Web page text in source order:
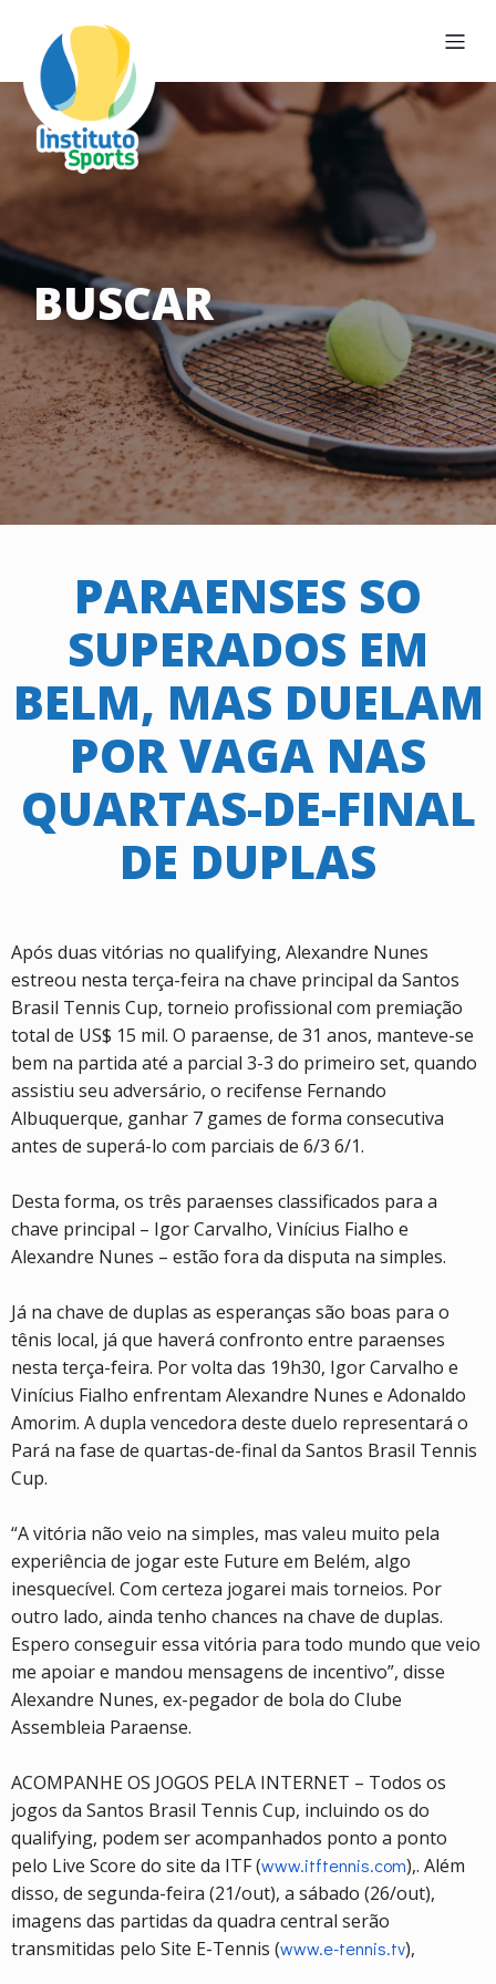
BUSCAR
PARAENSES SO
SUPERADOS EM
BELM, MAS DUELAM
POR VAGA NAS
QUARTAS-DE-FINAL
DE DUPLAS
Após duas vitórias no qualifying, Alexandre Nunes
estreou nesta terça-feira na chave principal da Santos
Brasil Tennis Cup, torneio profissional com premiação
total de US$ 15 mil. O paraense, de 31 anos, manteve-se
bem na partida até a parcial 3-3 do primeiro set, quando
assistiu seu adversário, o recifense Fernando
Albuquerque, ganhar 7 games de forma consecutiva
antes de superá-lo com parciais de 6/3 6/1.
Desta forma, os três paraenses classificados para a
chave principal – Igor Carvalho, Vinícius Fialho e
Alexandre Nunes – estão fora da disputa na simples.
Já na chave de duplas as esperanças são boas para o
tênis local, já que haverá confronto entre paraenses
nesta terça-feira. Por volta das 19h30, Igor Carvalho e
Vinícius Fialho enfrentam Alexandre Nunes e Adonaldo
Amorim. A dupla vencedora deste duelo representará o
Pará na fase de quartas-de-final da Santos Brasil Tennis
Cup.
“A vitória não veio na simples, mas valeu muito pela
experiência de jogar este Future em Belém, algo
inesquecível. Com certeza jogarei mais torneios. Por
outro lado, ainda tenho chances na chave de duplas.
Espero conseguir essa vitória para todo mundo que veio
me apoiar e mandou mensagens de incentivo”, disse
Alexandre Nunes, ex-pegador de bola do Clube
Assembleia Paraense.
ACOMPANHE OS JOGOS PELA INTERNET – Todos os
jogos da Santos Brasil Tennis Cup, incluindo os do
qualifying, podem ser acompanhados ponto a ponto
pelo Live Score do site da ITF (www.itftennis.com),. Além
disso, de segunda-feira (21/out), a sábado (26/out),
imagens das partidas da quadra central serão
transmitidas pelo Site E-Tennis (www.e-tennis.tv),